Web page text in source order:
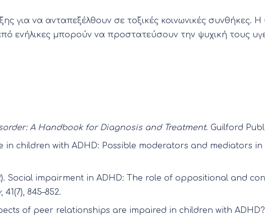
για να ανταπεξέλθουν σε τοξικές κοινωνικές συνθήκες.
ενήλικες μπορούν να προστατεύσουν την ψυχική τους
A Handbook for Diagnosis and Treatment. Guilford
in children with ADHD: Possible moderators and mediators
Social impairment in ADHD: The role of oppositional and
, 41(7), 845–852.
of peer relationships are impaired in children with ADHD?